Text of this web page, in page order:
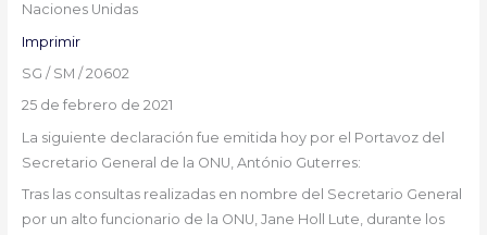
Naciones Unidas
Imprimir
SG / SM / 20602
25 de febrero de 2021
La siguiente declaración fue emitida hoy por el Portavoz del
Secretario General de la ONU, António Guterres:
Tras las consultas realizadas en nombre del Secretario General
por un alto funcionario de la ONU, Jane Holl Lute, durante los